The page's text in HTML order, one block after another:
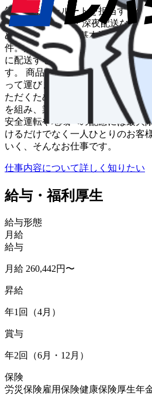
毎週決まったルートを担当するの
単！ 長距離なし・深夜配送なし・
めで18～19時には基本退勤可能で
件。戸建てだけでなく、大型マン
に配送するコースもあります。走
す。 商品は1kg以下～5kg程度と
って運びます。お客様が不在の場
ただくため、再配達はありません
を組み、業務量が多い日には助け
安全運転や地域への配慮には最⼤
けるだけでなく⼀⼈ひとりのお客
いく、そんなお仕事です。
仕事内容について詳しく知りたい
給与・福利厚生
給与形態
月給
給与
月給 260,442円〜
昇給
年1回（4月）
賞与
年2回（6月・12月）
保険
労災保険雇用保険健康保険厚生年